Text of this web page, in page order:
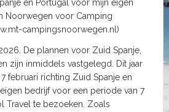
en Portugal voor mijn eigen
Noorwegen voor Camping
campingsnoorwegen.nl)
De plannen voor Zuid Spanje,
zijn inmiddels vastgelegd. Dit jaar
februari richting Zuid Spanje en
bedrijf voor een periode van 7
Travel te bezoeken. Zoals